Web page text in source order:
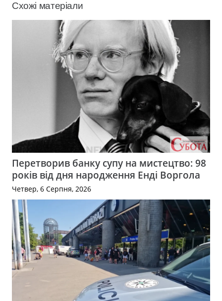
Схожі матеріали
Перетворив банку супу на мистецтво: 98
років від дня народження Енді Воргола
Четвер, 6 Серпня, 2026